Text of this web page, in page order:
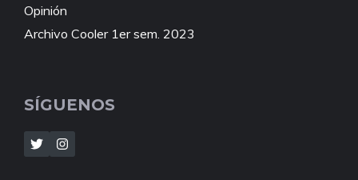
Opinión
Archivo Cooler 1er sem. 2023
SÍGUENOS